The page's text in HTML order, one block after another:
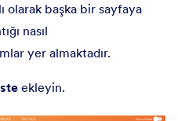
olarak başka bir sayfaya
nasıl
yer almaktadır.
ekleyin.